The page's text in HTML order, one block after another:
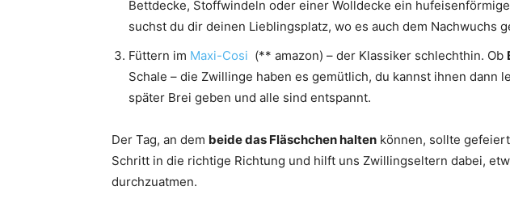
Bettdecke, Stoffwindeln oder einer Wolldecke ein
suchst du dir deinen Lieblingsplatz, wo es auch dem Nachwuchs
Füttern im Maxi-Cosi (** amazon) – der Klassiker schlechthin. Ob
Schale – die Zwillinge haben es gemütlich, du kannst ihnen dann
später Brei geben und alle sind entspannt.
Der Tag, an dem beide das Fläschchen halten können, sollte
Schritt in die richtige Richtung und hilft uns Zwillingseltern dabei,
durchzuatmen.